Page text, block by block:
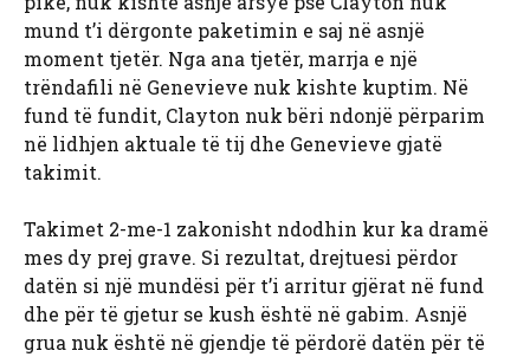
mund t’i dërgonte paketimin e saj në asnjë
moment tjetër. Nga ana tjetër, marrja e një
trëndafili në Genevieve nuk kishte kuptim. Në
fund të fundit, Clayton nuk bëri ndonjë përparim
në lidhjen aktuale të tij dhe Genevieve gjatë
takimit.
Takimet 2-me-1 zakonisht ndodhin kur ka dramë
mes dy prej grave. Si rezultat, drejtuesi përdor
datën si një mundësi për t’i arritur gjërat në fund
dhe për të gjetur se kush është në gabim. Asnjë
grua nuk është në gjendje të përdorë datën për të